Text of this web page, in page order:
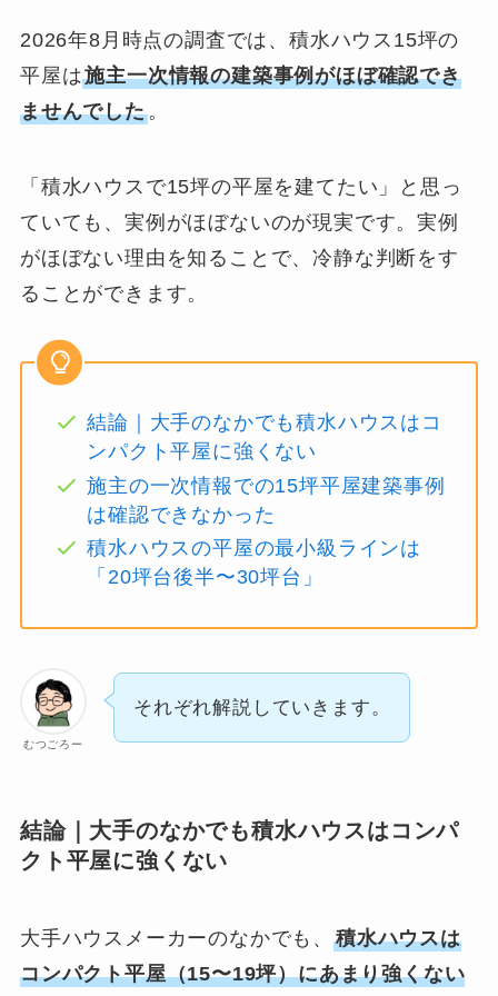
2026年8月時点の調査では、積水ハウス15坪の
平屋は施主一次情報の建築事例がほぼ確認でき
ませんでした。
「積水ハウスで15坪の平屋を建てたい」と思っ
ていても、実例がほぼないのが現実です。実例
がほぼない理由を知ることで、冷静な判断をす
ることができます。
結論｜大手のなかでも積水ハウスはコ
ンパクト平屋に強くない
施主の一次情報での15坪平屋建築事例
は確認できなかった
積水ハウスの平屋の最小級ラインは
「20坪台後半〜30坪台」
むつごろー
それぞれ解説していきます。
結論｜大手のなかでも積水ハウスはコンパ
クト平屋に強くない
大手ハウスメーカーのなかでも、積水ハウスは
コンパクト平屋（15〜19坪）にあまり強くない